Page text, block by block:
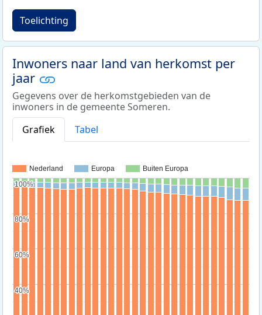
Toelichting
Inwoners naar land van herkomst per
jaar
Gegevens over de herkomstgebieden van de
inwoners in de gemeente Someren.
Grafiek
Tabel
Nederland Europa Buiten Europa
40%
40%
60%
60%
80%
80%
100%
100%